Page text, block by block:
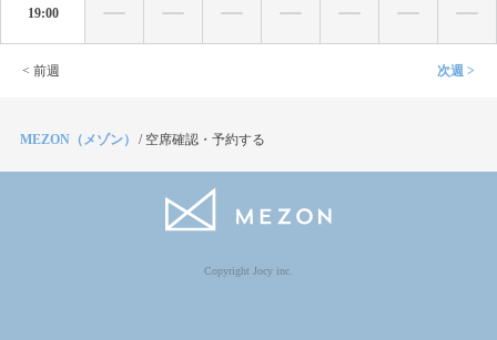
19:00
< 前週 次週 >
MEZON（メゾン） / 空席確認・予約する
Copyright Jocy inc.